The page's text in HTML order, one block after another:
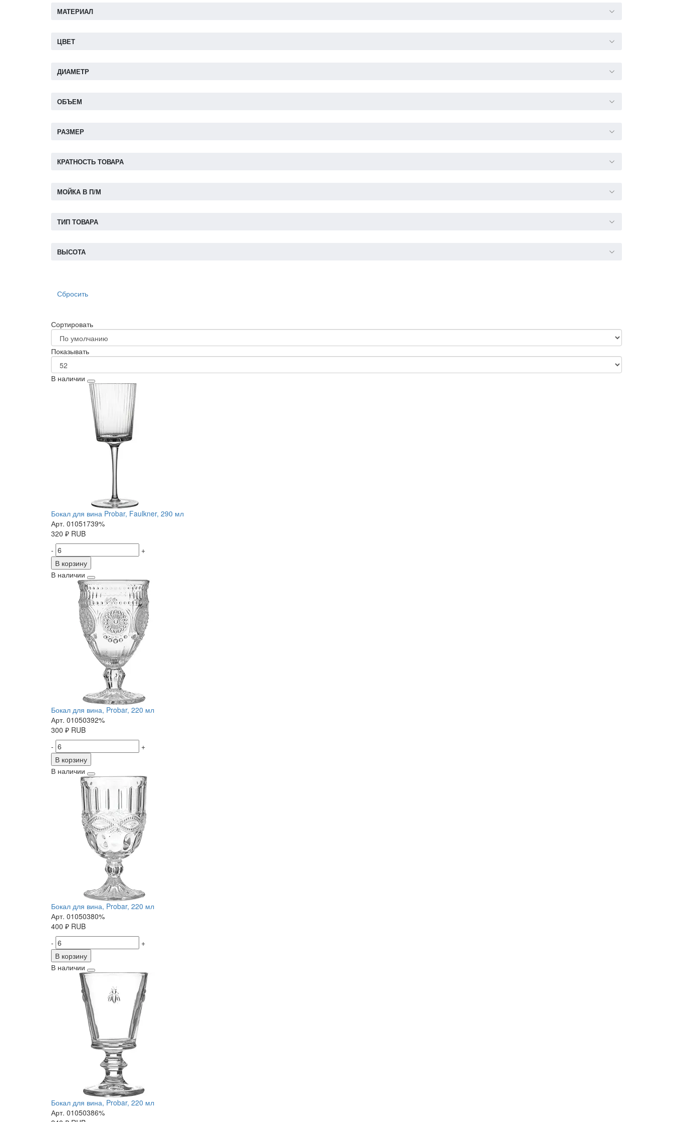
МАТЕРИАЛ
ЦВЕТ
ДИАМЕТР
ОБЪЕМ
РАЗМЕР
КРАТНОСТЬ ТОВАРА
МОЙКА В П/М
ТИП ТОВАРА
ВЫСОТА
Сбросить
Сортировать
Показывать
В наличии
Бокал для вина Probar, Faulkner, 290 мл
Арт. 01051739%
320 ₽ RUB
-
+
В корзину
В наличии
Бокал для вина, Probar, 220 мл
Арт. 01050392%
300 ₽ RUB
-
+
В корзину
В наличии
Бокал для вина, Probar, 220 мл
Арт. 01050380%
400 ₽ RUB
-
+
В корзину
В наличии
Бокал для вина, Probar, 220 мл
Арт. 01050386%